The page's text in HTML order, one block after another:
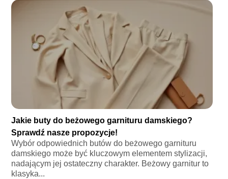
Jakie buty do beżowego garnituru damskiego?
Sprawdź nasze propozycje!
Wybór odpowiednich butów do beżowego garnituru
damskiego może być kluczowym elementem stylizacji,
nadającym jej ostateczny charakter. Beżowy garnitur to
klasyka...